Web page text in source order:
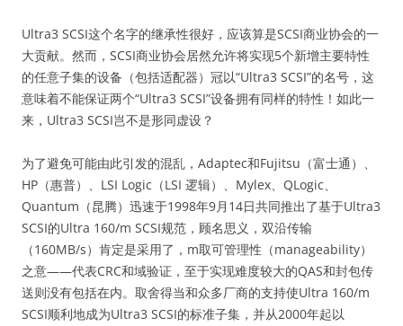
Ultra3 SCSI这个名字的继承性很好，应该算是SCSI商业协会的一
大贡献。然而，SCSI商业协会居然允许将实现5个新增主要特性
的任意子集的设备（包括适配器）冠以“Ultra3 SCSI”的名号，这
意味着不能保证两个“Ultra3 SCSI”设备拥有同样的特性！如此一
来，Ultra3 SCSI岂不是形同虚设？
为了避免可能由此引发的混乱，Adaptec和Fujitsu（富士通）、
HP（惠普）、LSI Logic（LSI 逻辑）、Mylex、QLogic、
Quantum（昆腾）迅速于1998年9月14日共同推出了基于Ultra3
SCSI的Ultra 160/m SCSI规范，顾名思义，双沿传输
（160MB/s）肯定是采用了，m取可管理性（manageability）
之意——代表CRC和域验证，至于实现难度较大的QAS和封包传
送则没有包括在内。取舍得当和众多厂商的支持使Ultra 160/m
SCSI顺利地成为Ultra3 SCSI的标准子集，并从2000年起以